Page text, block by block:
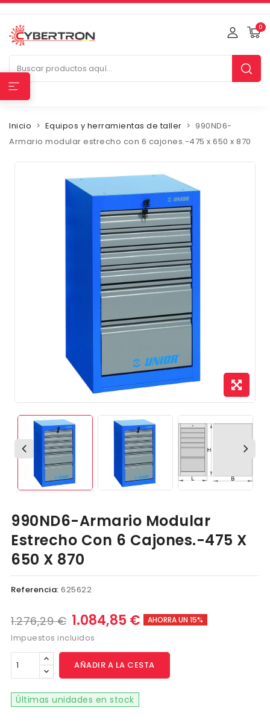
0
Inicio Equipos y herramientas de taller
990ND6-
Armario modular estrecho con 6 cajones.-475 x 650 x 870
990ND6-Armario Modular
Estrecho Con 6 Cajones.-475 X
650 X 870
Referencia: 625622
1.276,29 € 1.084,85 € AHORRA UN 15%
Impuestos incluidos
AÑADIR A LA CESTA
Últimas unidades en stock